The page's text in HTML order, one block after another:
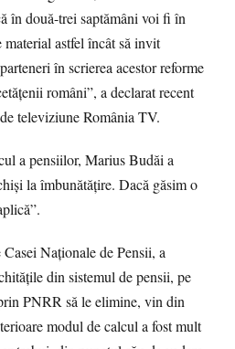
în două-trei saptămâni voi fi în
material astfel încât să invit
în scrierea acestor reforme
români”, a declarat recent
televiziune România TV.
a pensiilor, Marius Budăi a
la îmbunătățire. Dacă găsim o
Naţionale de Pensii, a
din sistemul de pensii, pe
PNRR să le elimine, vin din
modul de calcul a fost mult